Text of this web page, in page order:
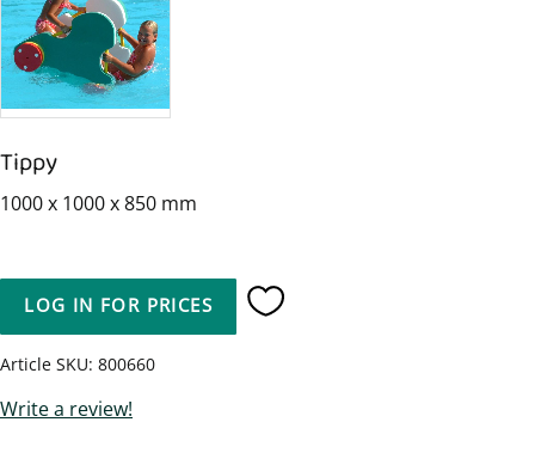
Tippy
1000 x 1000 x 850 mm
LOG IN FOR PRICES Add to favorites
Article SKU 800660
Write a review!